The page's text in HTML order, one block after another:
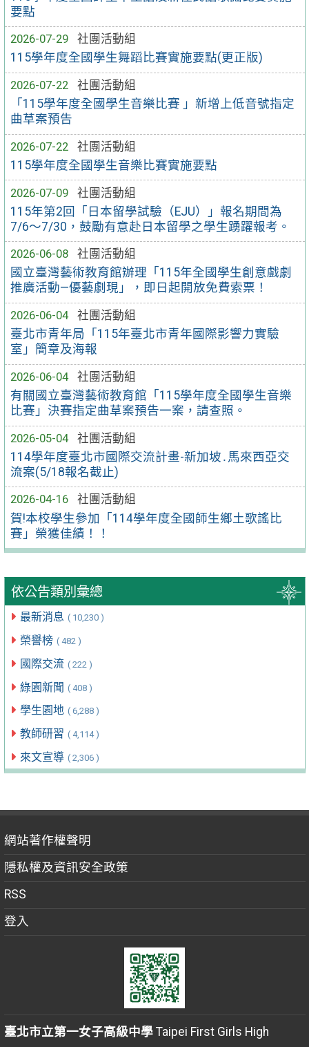
要點
2026-07-29
社團活動組
115學年度全國學生舞蹈比賽實施要點(更正版)
2026-07-22
社團活動組
「115學年度全國學生音樂比賽 」新增上低音號指定
曲草案預告
2026-07-22
社團活動組
115學年度全國學生音樂比賽實施要點
2026-07-09
社團活動組
115年第2回「日本留學試驗（EJU）」報名期間為
7/6～7/30，鼓勵有意赴日本留學之學生踴躍報考。
2026-06-08
社團活動組
國立臺灣藝術教育館辦理「115年全國學生創意戲劇
推廣活動—優藝劇現」，即日起開放免費索票！
2026-06-04
社團活動組
臺北市青年局「115年臺北市青年國際影響力實驗
室」簡章及海報
2026-06-04
社團活動組
有關國立臺灣藝術教育館「115學年度全國學生音樂
比賽」決賽指定曲草案預告一案，請查照。
2026-05-04
社團活動組
114學年度臺北市國際交流計畫-新加坡․馬來西亞交
流案(5/18報名截止)
2026-04-16
社團活動組
賀!本校學生參加「114學年度全國師生鄉土歌謠比
賽」榮獲佳績！！
依公告類別彙總
最新消息 ( 10,230 )
榮譽榜 ( 482 )
國際交流 ( 222 )
綠園新聞 ( 408 )
學生園地 ( 6,288 )
教師研習 ( 4,114 )
來文宣導 ( 2,306 )
網站著作權聲明
隱私權及資訊安全政策
RSS
登入
臺北市立第一女子高級中學Taipei First Girls High